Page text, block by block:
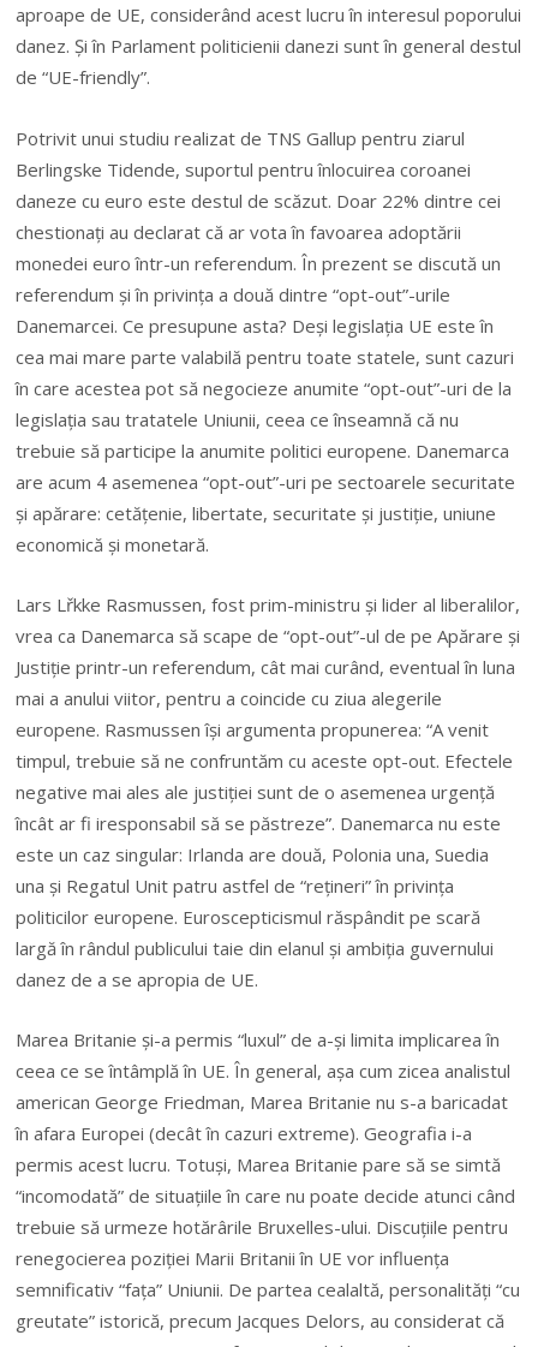
aproape de UE, considerând acest lucru în interesul poporului
danez. Şi în Parlament politicienii danezi sunt în general destul
de “UE-friendly”.
Potrivit unui studiu realizat de TNS Gallup pentru ziarul
Berlingske Tidende, suportul pentru înlocuirea coroanei
daneze cu euro este destul de scăzut. Doar 22% dintre cei
chestionaţi au declarat că ar vota în favoarea adoptării
monedei euro într-un referendum. În prezent se discută un
referendum şi în privinţa a două dintre “opt-out”-urile
Danemarcei. Ce presupune asta? Deşi legislaţia UE este în
cea mai mare parte valabilă pentru toate statele, sunt cazuri
în care acestea pot să negocieze anumite “opt-out”-uri de la
legislaţia sau tratatele Uniunii, ceea ce înseamnă că nu
trebuie să participe la anumite politici europene. Danemarca
are acum 4 asemenea “opt-out”-uri pe sectoarele securitate
şi apărare: cetăţenie, libertate, securitate şi justiţie, uniune
economică şi monetară.
Lars Lřkke Rasmussen, fost prim-ministru şi lider al liberalilor,
vrea ca Danemarca să scape de “opt-out”-ul de pe Apărare şi
Justiţie printr-un referendum, cât mai curând, eventual în luna
mai a anului viitor, pentru a coincide cu ziua alegerile
europene. Rasmussen îşi argumenta propunerea: “A venit
timpul, trebuie să ne confruntăm cu aceste opt-out. Efectele
negative mai ales ale justiţiei sunt de o asemenea urgenţă
încât ar fi iresponsabil să se păstreze”. Danemarca nu este
este un caz singular: Irlanda are două, Polonia una, Suedia
una şi Regatul Unit patru astfel de “reţineri” în privinţa
politicilor europene. Euroscepticismul răspândit pe scară
largă în rândul publicului taie din elanul şi ambiţia guvernului
danez de a se apropia de UE.
Marea Britanie şi-a permis “luxul” de a-şi limita implicarea în
ceea ce se întâmplă în UE. În general, aşa cum zicea analistul
american George Friedman, Marea Britanie nu s-a baricadat
în afara Europei (decât în cazuri extreme). Geografia i-a
permis acest lucru. Totuşi, Marea Britanie pare să se simtă
“incomodată” de situaţiile în care nu poate decide atunci când
trebuie să urmeze hotărârile Bruxelles-ului. Discuţiile pentru
renegocierea poziţiei Marii Britanii în UE vor influenţa
semnificativ “faţa” Uniunii. De partea cealaltă, personalităţi “cu
greutate” istorică, precum Jacques Delors, au considerat că